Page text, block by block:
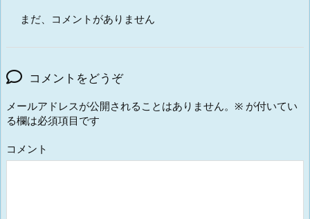
まだ、コメントがありません
コメントをどうぞ
メールアドレスが公開されることはありません。 ※ が付いてい
る欄は必須項目です
コメント